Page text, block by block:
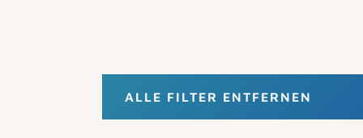
ALLE FILTER ENTFERNEN